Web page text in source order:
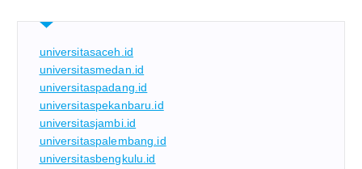
universitasaceh.id
universitasmedan.id
universitaspadang.id
universitaspekanbaru.id
universitasjambi.id
universitaspalembang.id
universitasbengkulu.id